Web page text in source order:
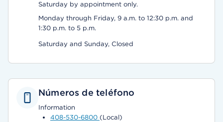
Saturday by appointment only.
Monday through Friday, 9 a.m. to 12:30 p.m. and
1:30 p.m. to 5 p.m.
Saturday and Sunday, Closed
Números de teléfono
Information
408-530-6800 (Local)